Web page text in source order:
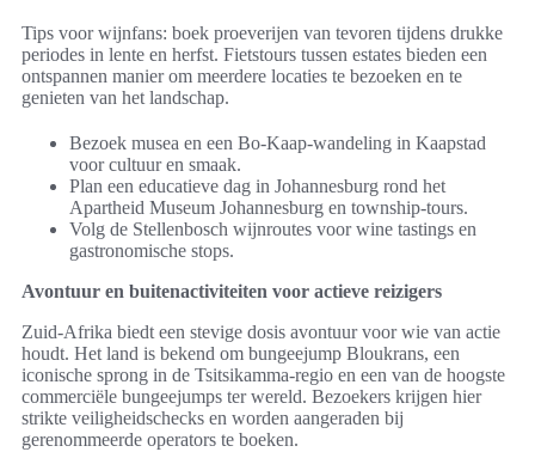
Tips voor wijnfans: boek proeverijen van tevoren tijdens drukke
periodes in lente en herfst. Fietstours tussen estates bieden een
ontspannen manier om meerdere locaties te bezoeken en te
genieten van het landschap.
Bezoek musea en een Bo-Kaap-wandeling in Kaapstad
voor cultuur en smaak.
Plan een educatieve dag in Johannesburg rond het
Apartheid Museum Johannesburg en township-tours.
Volg de Stellenbosch wijnroutes voor wine tastings en
gastronomische stops.
Avontuur en buitenactiviteiten voor actieve reizigers
Zuid-Afrika biedt een stevige dosis avontuur voor wie van actie
houdt. Het land is bekend om bungeejump Bloukrans, een
iconische sprong in de Tsitsikamma-regio en een van de hoogste
commerciële bungeejumps ter wereld. Bezoekers krijgen hier
strikte veiligheidschecks en worden aangeraden bij
gerenommeerde operators te boeken.